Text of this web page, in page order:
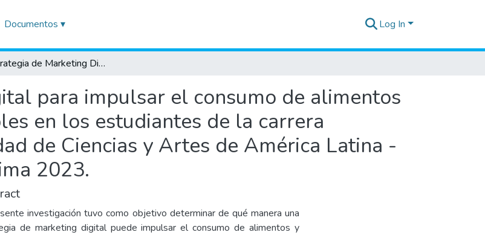
Documentos ▾ Log In
Estrategia de Marketing Digital para impulsar el consumo de alimentos y promover hábitos saludables en los estudiantes de la carrera Arquitectura de la Universidad de Ciencias y Artes de América Latina - UCAL, campus La Molina, Lima 2023.
para impulsar el consumo de alimentos
en los estudiantes de la carrera
de Ciencias y Artes de América Latina -
2023.
investigación tuvo como objetivo determinar de qué manera una
de marketing digital puede impulsar el consumo de alimentos y